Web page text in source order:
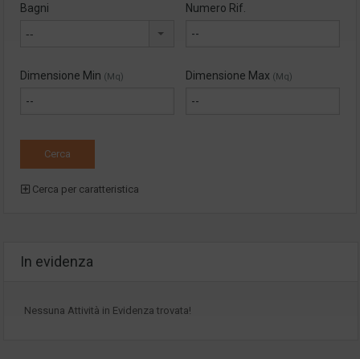
Bagni
--
Numero Rif.
Dimensione Min (Mq) Dimensione Max (Mq)
Cerca per caratteristica
In evidenza
Nessuna Attività in Evidenza trovata!